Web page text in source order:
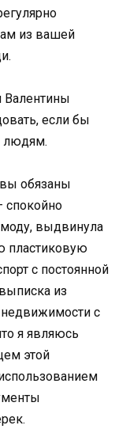
из вашей
Валентины
если бы
людям.
обязаны
спокойно
выдвинула
пластиковую
с постоянной
из
недвижимости с
я являюсь
этой